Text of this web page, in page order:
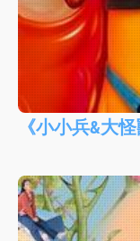
《小小兵&大